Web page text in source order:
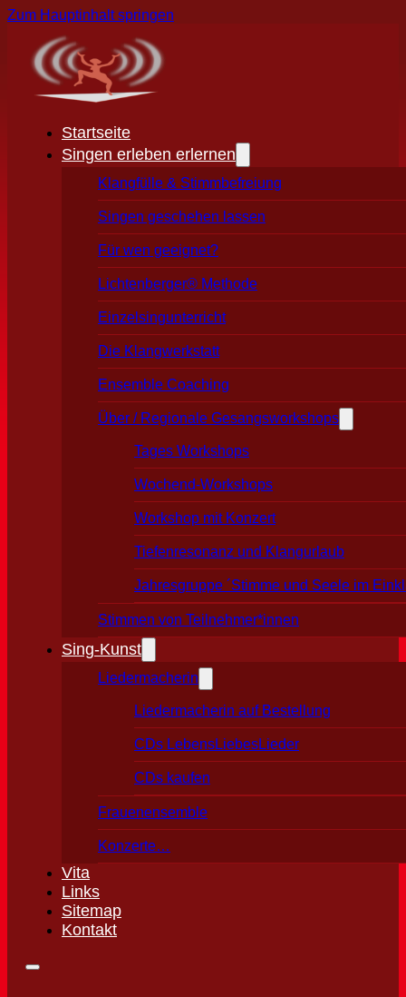
Zum Hauptinhalt springen
Startseite
Singen erleben erlernen
Klangfülle & Stimmbefreiung
Singen geschehen lassen
Für wen geeignet?
Lichtenberger® Methode
Einzelsingunterricht
Die Klangwerkstatt
Ensemble Coaching
Über / Regionale Gesangsworkshops
Tages Workshops
Wochend-Workshops
Workshop mit Konzert
Tiefenresonanz und Klangurlaub
Jahresgruppe ´Stimme und Seele im
Stimmen von Teilnehmer*innen
Sing-Kunst
Liedermacherin
Liedermacherin auf Bestellung
CDs LebensLiebesLieder
CDs kaufen
Frauenensemble
Konzerte…
Vita
Links
Sitemap
Kontakt